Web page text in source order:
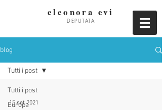
eleonora evi
DEPUTATA
blog
Tutti i post
Europa
Tutti i post
15 set 2021